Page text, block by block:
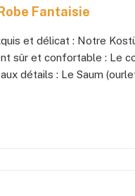
Fantaisie
et délicat : Notre
sûr et confortable : Le
détails : Le Saum